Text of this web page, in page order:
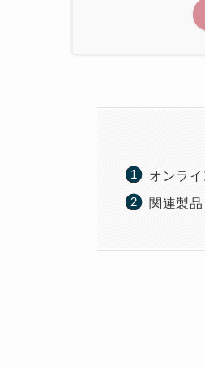
オンラ
関連製品